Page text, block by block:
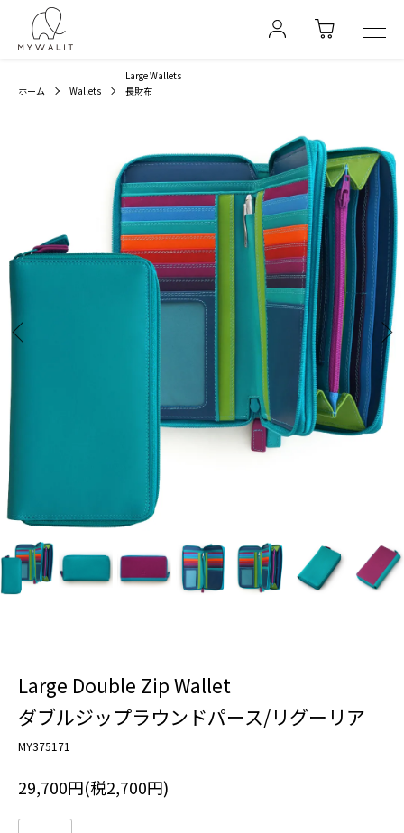
ホーム Wallets
Large Wallets
長財布
Large Double Zip Wallet
ダブルジップラウンドパース/リグーリア
MY375171
29,700円(税2,700円)